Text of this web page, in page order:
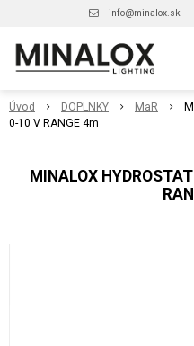
info@minalox.sk
Úvod DOPLNKY MaR
0-10 V RANGE 4m
MINALOX